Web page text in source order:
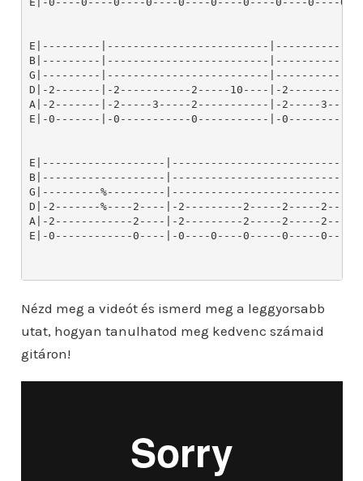
Nézd meg a videót és ismerd meg a leggyorsabb
utat, hogyan tanulhatod meg kedvenc számaid
gitáron!